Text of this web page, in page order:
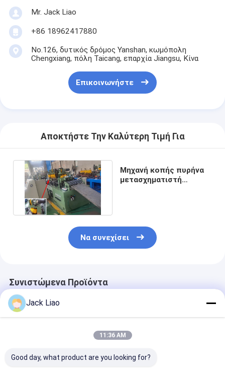
Mr. Jack Liao
+86 18962417880
No.126, δυτικός δρόμος Yanshan, κωμόπολη
Chengxiang, πόλη Taicang, επαρχία Jiangsu, Κίνα
Επικοινωνήστε
Αποκτήστε Την Καλύτερη Τιμή Για
Μηχανή κοπής πυρήνα
μετασχηματιστή
Να συνεχίσει
Συνιστώμενα Προϊόντα
Jack Liao
11:36 AM
Good day, what product are you looking for?